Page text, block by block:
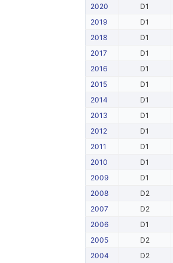
2020
D1
2019
D1
2018
D1
2017
D1
2016
D1
2015
D1
2014
D1
2013
D1
2012
D1
2011
D1
2010
D1
2009
D1
2008
D2
2007
D2
2006
D1
2005
D2
2004
D2